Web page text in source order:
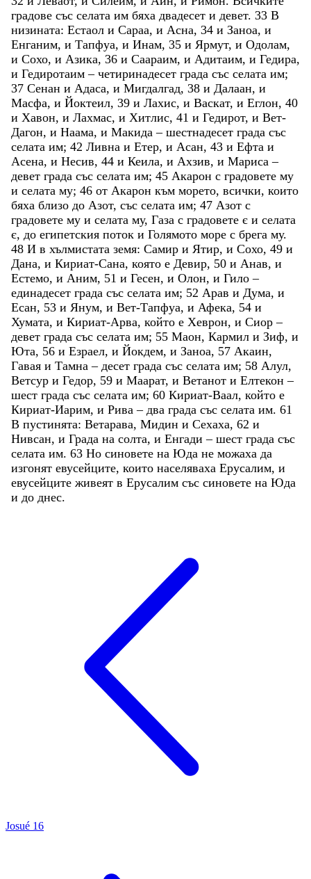
градове със селата им бяха двадесет и девет. 33 В
низината: Естаол и Сараа, и Асна, 34 и Заноа, и
Енганим, и Тапфуа, и Инам, 35 и Ярмут, и Одолам,
и Сохо, и Азика, 36 и Саараим, и Адитаим, и Гедира,
и Гедиротаим– четиринадесет града със селата им;
37 Сенан и Адаса, и Мигдалгад, 38 и Далаан, и
Масфа, и Йоктеил, 39 и Лахис, и Васкат, и Еглон, 40
и Хавон, и Лахмас, и Хитлис, 41 и Гедирот, и Вет-
Дагон, и Наама, и Макида– шестнадесет града със
селата им; 42 Ливна и Етер, и Асан, 43 и Ефта и
Асена, и Несив, 44 и Кеила, и Ахзив, и Мариса–
девет града със селата им; 45 Акарон с градовете му
и селата му; 46 от Акарон към морето, всички, които
бяха близо до Азот, със селата им; 47 Азот с
градовете му и селата му, Газа с градовете є и селата
є, до египетския поток и Голямото море с брега му.
48 И в хълмистата земя: Самир и Ятир, и Сохо, 49 и
Дана, и Кириат-Сана, която е Девир, 50 и Анав, и
Естемо, и Аним, 51 и Гесен, и Олон, и Гило–
единадесет града със селата им; 52 Арав и Дума, и
Есан, 53 и Янум, и Вет-Тапфуа, и Афека, 54 и
Хумата, и Кириат-Арва, който е Хеврон, и Сиор–
девет града със селата им; 55 Маон, Кармил и Зиф, и
Юта, 56 и Езраел, и Йокдем, и Заноа, 57 Акаин,
Гавая и Тамна– десет града със селата им; 58 Алул,
Ветсур и Гедор, 59 и Маарат, и Ветанот и Елтекон–
шест града със селата им; 60 Кириат-Ваал, който е
Кириат-Иарим, и Рива– два града със селата им. 61
В пустинята: Ветарава, Мидин и Сехаха, 62 и
Нивсан, и Града на солта, и Енгади– шест града със
селата им. 63 Но синовете на Юда не можаха да
изгонят евусейците, които населяваха Ерусалим, и
евусейците живеят в Ерусалим със синовете на Юда
и до днес.
Josué 16